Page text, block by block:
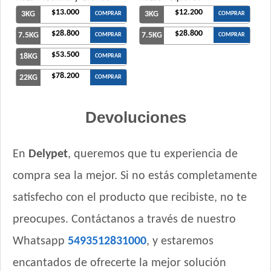
Vitalcan Complete Control de Peso
Vitalcan Premium Perro Adulto de Raza Pequeña
Vitalcan Premium Perro Adulto de Raza Pequeña Sabor
Cordero
Vitalcan Premium Perro Control de Peso
Vitalcan Therapy Canine Gastrointestinal Aid
Vitalcan Therapy Canine Obesity Management
Vitalcan Therapy Canine Renal
Xtreme Dog Perro Adulto
Zimpi Perro Adulto
3KG $13.000 COMPRAR
7.5KG $28.800 COMPRAR
18KG $53.500 COMPRAR
22KG $78.200 COMPRAR
3KG $12.200 COMPRAR
7.5KG $28.800 COMPRAR
Devoluciones
En Delypet, queremos que tu experiencia de
compra sea la mejor. Si no estás completamente
satisfecho con el producto que recibiste, no te
preocupes. Contáctanos a través de nuestro
Whatsapp 5493512831000, y estaremos
encantados de ofrecerte la mejor solución